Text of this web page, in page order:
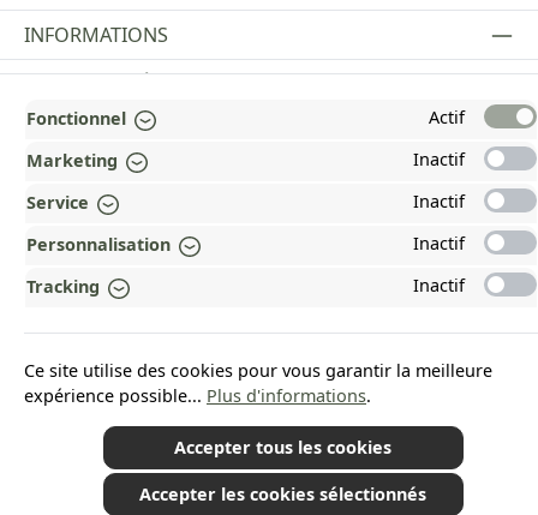
Revoke a contract
INFORMATIONS
PAYMENT AND SHIPPING METHODS
POURQUOI HEAD&NATURE ?
OUR COMMUNITIES
*Tous les prix incluent la TVA plus les frais d'expéditionet les éventuels frais de
livraison, sauf indication contraire.
© 2026 Plamundo GmbH - All Rights Reserved. Theme by
ThemeWare®
Fonctionnel
Actif
Marketing
Inactif
Service
Inactif
Personnalisation
Inactif
Tracking
Inactif
Ce site utilise des cookies pour vous garantir la meilleure
expérience possible... Plus d'informations.
Accepter tous les cookies
Accepter les cookies sélectionnés